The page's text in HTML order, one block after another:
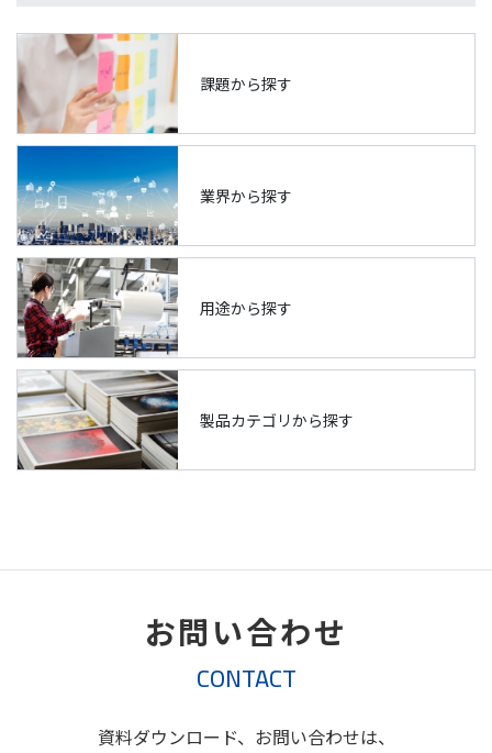
課題から探す
業界から探す
用途から探す
製品カテゴリから探す
お問い合わせ
CONTACT
資料ダウンロード、お問い合わせは、